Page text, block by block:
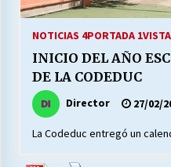
LABORAL:
13/07/2026
25/06/2026
NOTICIAS 4PORTADA 1
INICIO DEL AÑO
DE LA CODEDUC
Director 27/02/
La Codeduc entregó un